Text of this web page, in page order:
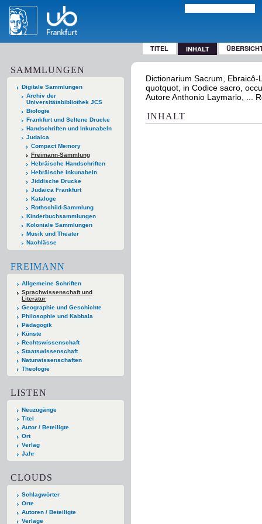
TITEL INHALT
SAMMLUNGEN
Digitale Sammlungen
Archiv der
Universitätsbibliothek JCS
Biologie
Frankfurt und Seltene Drucke
Handschriften und Inkunabeln
Judaica
Compact Memory
Freimann-Sammlung
Hebräische Handschriften
Hebräische Inkunabeln
Jiddische Drucke
Judaica Frankfurt
Kataloge
Rothschild-Sammlung
Kinderbuchsammlungen
Koloniale Sammlungen
Musik und Theater
Nachlässe
FREIMANN
Allgemeine Schriften
Sprachwissenschaft und
Literatur
Geographie und Geschichte
Philosophie und Kabbala
Pädagogik
Künste
Rechtswissenschaft
Staatswissenschaft
Naturwissenschaften
Theologie
LISTEN
Neuzugänge
Titel
Autor / Beteiligte
Ort
Verlag
Jahr
CLOUDS
Schlagwörter
Orte
Autoren / Beteiligte
Verlage
Dictionarium Sacrum,
quotquot, in Codice sacro,
Autore Anthonio Laymario, ...
INHALT